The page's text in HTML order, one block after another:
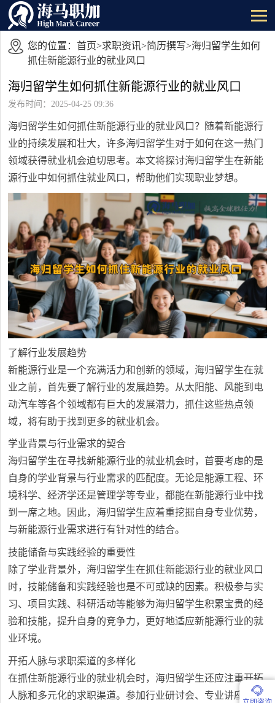
您的位置： 首页>求职资讯>简历撰写>海归留学生如何
抓住新能源行业的就业风口
海归留学生如何抓住新能源行业的就业风口
发布时间：2025-04-25 09:36
海归留学生如何抓住新能源行业的就业风口？随着新能源行
业的持续发展和壮大，许多海归留学生对于如何在这一热门
领域获得就业机会迫切思考。本文将探讨海归留学生在新能
源行业中如何抓住就业风口，帮助他们实现职业梦想。
了解行业发展趋势
新能源行业是一个充满活力和创新的领域，海归留学生在就
业之前，首先要了解行业的发展趋势。从太阳能、风能到电
动汽车等各个领域都有巨大的发展潜力，抓住这些热点领
域，将有助于找到更多的就业机会。
学业背景与行业需求的契合
海归留学生在寻找新能源行业的就业机会时，首要考虑的是
自身的学业背景与行业需求的匹配度。无论是能源工程、环
境科学、经济学还是管理学等专业，都能在新能源行业中找
到一席之地。因此，海归留学生应着重挖掘自身专业优势，
与新能源行业需求进行有针对性的结合。
技能储备与实践经验的重要性
除了学业背景外，海归留学生在抓住新能源行业的就业风口
时，技能储备和实践经验也是不可或缺的因素。积极参与实
习、项目实践、科研活动等能够为海归留学生积累宝贵的经
验和技能，提升自身的竞争力，更好地适应新能源行业的就
业环境。
开拓人脉与求职渠道的多样化
在抓住新能源行业的就业机会时，海归留学生还应注重开拓
人脉和多元化的求职渠道。参加行业研讨会、专业讲座，利